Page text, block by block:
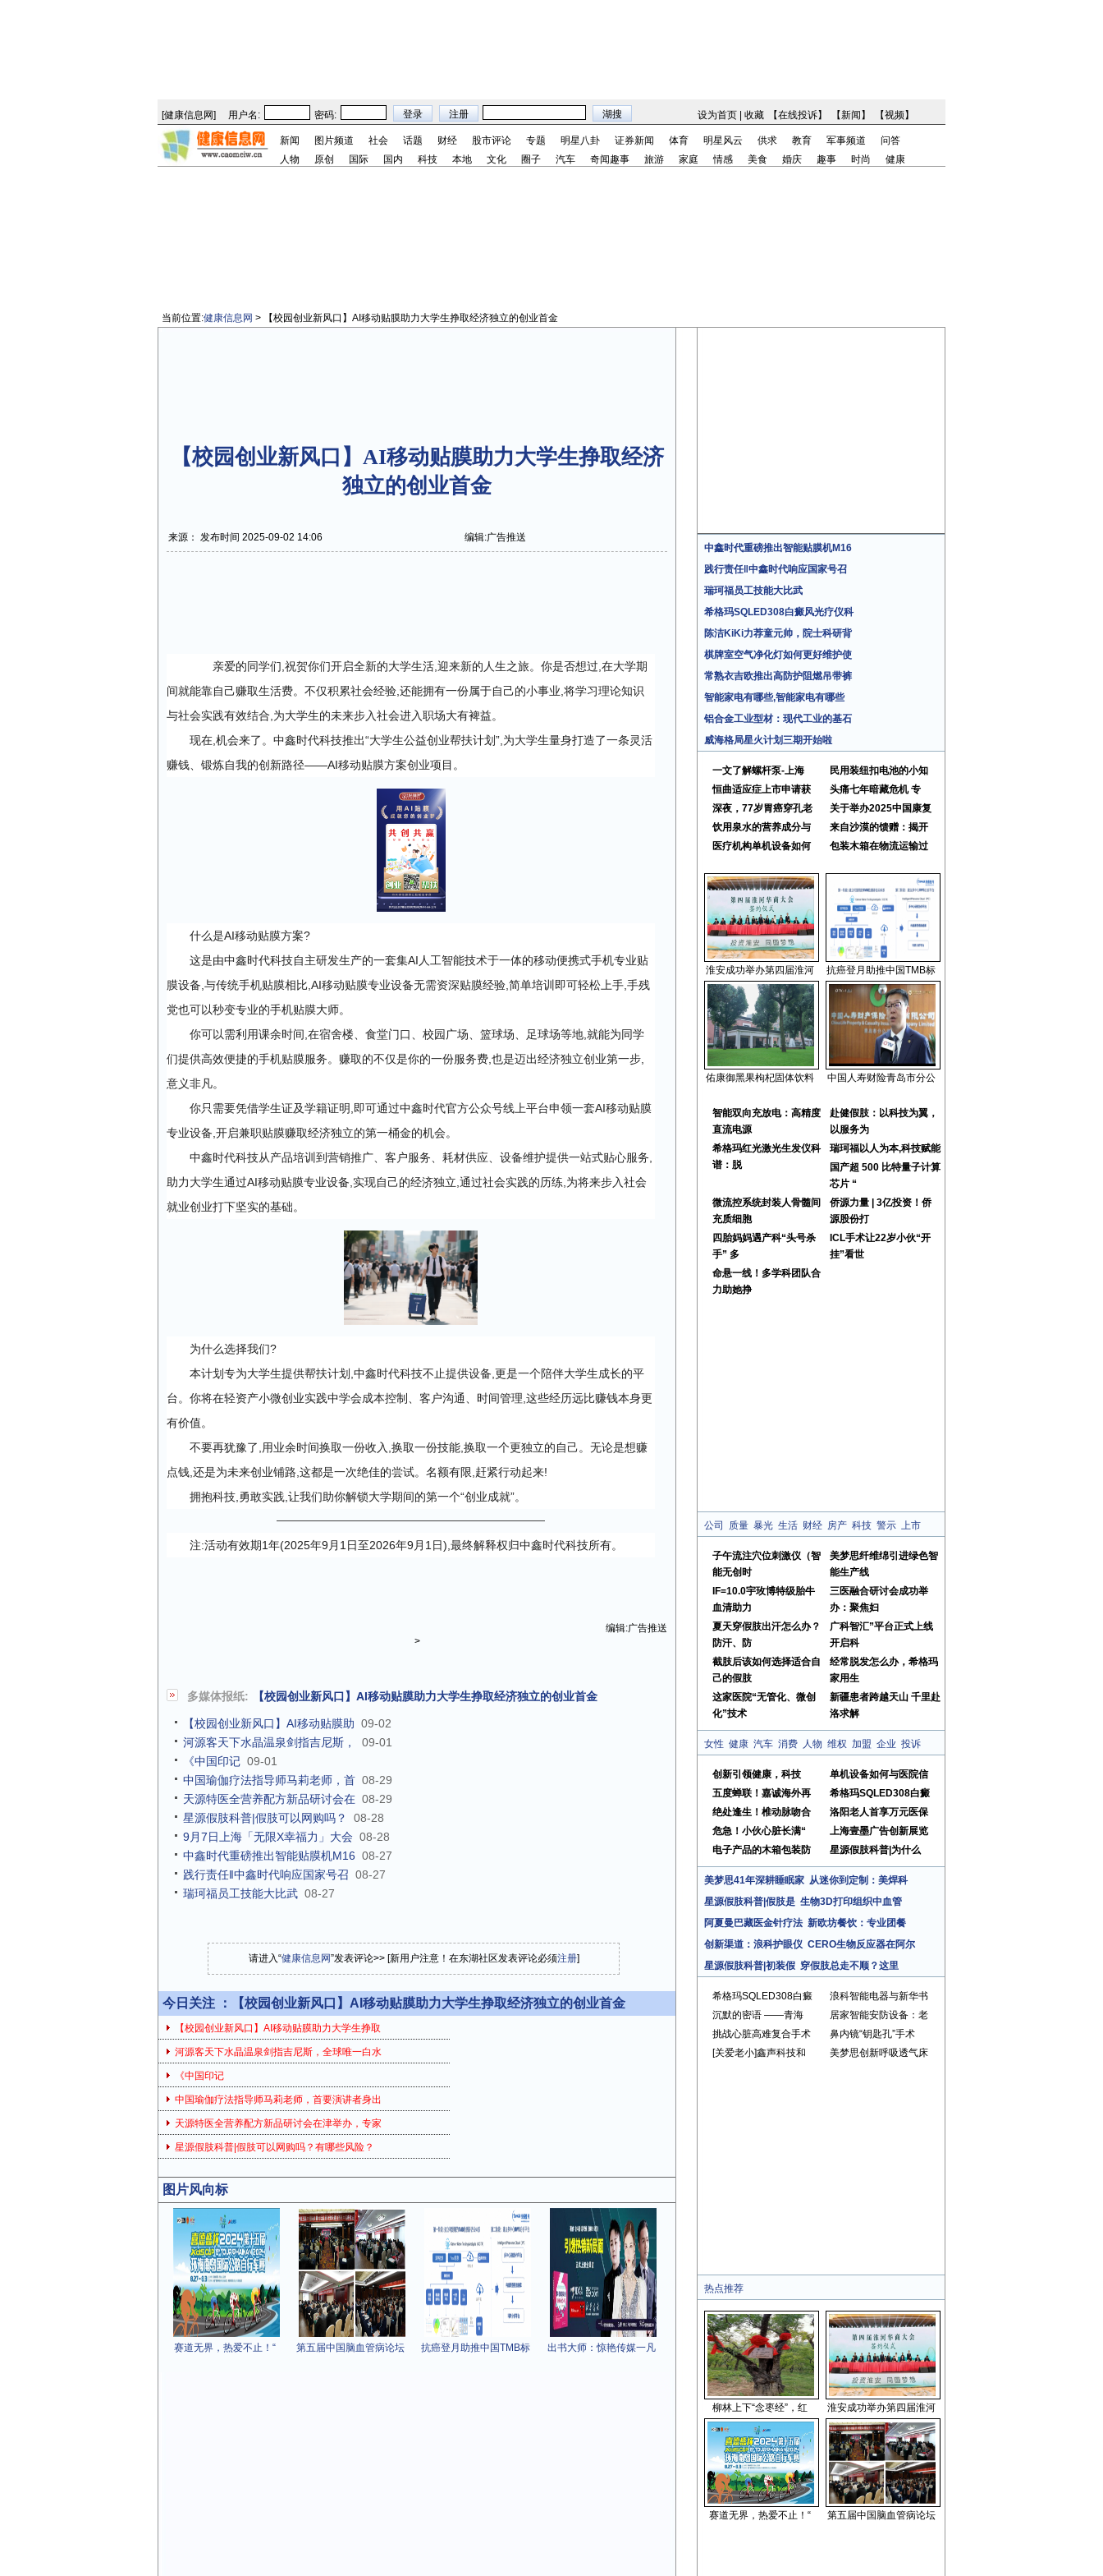
[健康信息网] 用户名: 密码: 设为首页 收藏 【在线投诉】 【新闻 】 【视频】
新闻 图片频道 社会 话题 财经 股市评论 专题 明星八卦 证券新闻 体育 明星风云 供求 教育 军事频道
问答
人物
原创 国际 国内 科技 本地 文化 圈子 汽车 奇闻趣事 旅游 家庭 情感 美食 婚庆 趣事 时尚 健康
当前位置:健康信息网 > 【校园创业新风口】AI移动贴膜助力大学生挣取经济独立的创业首金
【校园创业新风口】AI移动贴膜助力大学生挣取经济
独立的创业首金
来源： 发布时间 2025-09-02 14:06 编辑:广告推送
亲爱的同学们, 祝贺你们开启全新的大学生活,迎来新的人生之旅。 你是否想过,在大学期
间就能靠自己赚取生活费。 不仅积累社会经验,还能拥有一份属于自己的小事业 将学习理论知识
与社会实践有效结合,为大学生的未来步入社会进入职场大有裨益。
现在,机会来了。中鑫时代科技推出“大学生公益创业帮扶计划”,为大学生量身打造了一条灵活
赚钱、锻炼自我的创新路径——AI移动贴膜方案创业项目。
什么是AI移动贴膜方案?
这是由中鑫时代科技自主研发生产的一套集AI人工智能技术于一体的移动便携式手机专业贴
膜设备,与传统手机贴膜相比,AI移动贴膜专业设备无需资深贴膜经验,简单培训即可轻松上手,手残
党也可以秒变专业的手机贴膜大师。
你可以需利用课余时间,在宿舍楼、食堂门口、校园广场、篮球场、足球场等地,就能为同学
们提供高效便捷的手机贴膜服务。赚取的不仅是你的一份服务费,也是迈出经济独立创业第一步,
意义非凡。
你只需要凭借学生证及学籍证明,即可通过中鑫时代官方公众号线上平台申领一套AI移动贴膜
专业设备,开启兼职贴膜赚取经济独立的第一桶金的机会。
中鑫时代科技从产品培训到营销推广、客户服务、耗材供应、设备维护提供一站式贴心服务,
助力大学生通过AI移动贴膜专业设备,实现自己的经济独立,通过社会实践的历练,为将来步入社会
就业创业打下坚实的基础。
为什么选择我们?
本计划专为大学生提供帮扶计划,中鑫时代科技不止提供设备,更是一个陪伴大学生成长的平
台。你将在轻资产小微创业实践中学会成本控制、客户沟通、时间管理,这些经历远比赚钱本身更
有价值。
不要再犹豫了,用业余时间换取一份收入,换取一份技能,换取一个更独立的自己。无论是想赚
点钱,还是为未来创业铺路,这都是一次绝佳的尝试。名额有限,赶紧行动起来!
拥抱科技,勇敢实践,让我们助你解锁大学期间的第一个“创业成就”。
注:活动有效期1年(2025年9月1日至2026年9月1日),最终解释权归中鑫时代科技所有。
编辑:广告推送
>
多媒体报纸: 【校园创业新风口】AI移动贴膜助力大学生挣取经济独立的创业首金
【校园创业新风口】AI移动贴膜助 09-02
河源客天下水晶温泉剑指吉尼斯，
09-01
《中国印记 09-01
中国瑜伽疗法指导师马莉老师，首 08-29
天源特医全营养配方新品研讨会在 08-29
星源假肢科普|假肢可以网购吗？
08-28
9月7日上海「无限X幸福力」大会 08-28
中鑫时代重磅推出智能贴膜机M16 08-27
践行责任‖中鑫时代响应国家号召 08-27
瑞珂福员工技能大比武 08-27
请进入“健康信息网”发表评论>> [新用户注意！在东湖社区发表评论必须注册]
今日关注 ： 【校园创业新风口】AI移动贴膜助力大学生挣取经济独立的创业首金
【校园创业新风口】AI移动贴膜助力大学生挣取
河源客天下水晶温泉剑指吉尼斯，全球唯一白水
《中国印记
中国瑜伽疗法指导师马莉老师，首要演讲者身出
天源特医全营养配方新品研讨会在津举办，专家
星源假肢科普|假肢可以网购吗？有哪些风险？
图片风向标
赛道无界，热爱不止！“ 第五届中国脑血管病论坛 抗癌登月助推中国TMB标 出书大师：惊艳传媒一凡
中鑫时代重磅推出智能贴膜机M16
践行责任‖中鑫时代响应国家号召
瑞珂福员工技能大比武
希格玛SQLED308白癜风光疗仪科
陈洁KiKi力荐童元帅，院士科研背
棋牌室空气净化灯如何更好维护使
常熟衣吉欧推出高防护阻燃吊带裤
智能家电有哪些,智能家电有哪些
铝合金工业型材：现代工业的基石
威海格局星火计划三期开始啦
一文了解螺杆泵-上海
民用装纽扣电池的小知
恒曲适应症上市申请获
头痛七年暗藏危机 专
深夜，77岁胃癌穿孔老
关于举办2025中国康复
饮用泉水的营养成分与
来自沙漠的馈赠：揭开
医疗机构单机设备如何
包装木箱在物流运输过
淮安成功举办第四届淮河 抗癌登月助推中国TMB标
佑康御黑果枸杞固体饮料 中国人寿财险青岛市分公
智能双向充放电：高精度
直流电源
赴健假肢：以科技为翼，
以服务为
希格玛红光激光生发仪科
谱：脱
瑞珂福以人为本,科技赋能
国产超 500 比特量子计算
芯片 “
微流控系统封装人骨髓间
充质细胞
侨源力量 | 3亿投资！侨
源股份打
四胎妈妈遇产科“头号杀
手” 多
ICL手术让22岁小伙“开
挂”看世
命悬一线！多学科团队合
力助她挣
公司 质量 暴光 生活 财经 房产 科技 警示 上市
子午流注穴位刺激仪（智
能无创时
美梦思纤维绵引进绿色智
能生产线
IF=10.0宇玫博特级胎牛
血清助力
三医融合研讨会成功举
办：聚焦妇
夏天穿假肢出汗怎么办？
防汗、防
广科智汇”平台正式上线
开启科
截肢后该如何选择适合自
己的假肢
经常脱发怎么办，希格玛
家用生
这家医院“无管化、微创
化”技术
新疆患者跨越天山 千里赴
洛求解
女性 健康 汽车 消费 人物 维权 加盟 企业 投诉
创新引领健康，科技
单机设备如何与医院信
五度蝉联！嘉诚海外再
希格玛SQLED308白癜
绝处逢生！椎动脉吻合
洛阳老人首享万元医保
危急！小伙心脏长满“
上海壹墨广告创新展览
电子产品的木箱包装防
星源假肢科普|为什么
美梦思41年深耕睡眠家 从迷你到定制：美焊科
星源假肢科普|假肢是 生物3D打印组织中血管
阿夏曼巴藏医金针疗法 新欧坊餐饮：专业团餐
创新渠道：浪科护眼仪 CERO生物反应器在阿尔
星源假肢科普|初装假 穿假肢总走不顺？这里
希格玛SQLED308白癜
浪科智能电器与新华书
沉默的密语 ——青海
居家智能安防设备：老
挑战心脏高难复合手术
鼻内镜“钥匙孔”手术
[关爱老小]鑫声科技和
美梦思创新呼吸透气床
热点推荐
柳林上下“念枣经”，红 淮安成功举办第四届淮河
赛道无界，热爱不止！“ 第五届中国脑血管病论坛